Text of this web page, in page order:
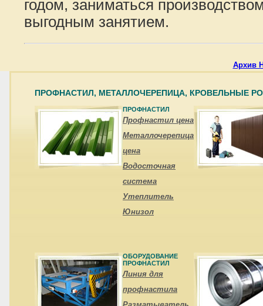
годом, заниматься
выгодным занятием.
Архив
ПРОФНАСТИЛ, МЕТАЛЛОЧЕРЕПИЦА, КРОВЕЛЬНЫЕ
ПРОФНАСТИЛ
Профнастил цена
Металлочерепица
цена
Водосточная
система
Утеплитель
Юнизол
ОБОРУДОВАНИЕ
ПРОФНАСТИЛ
Линия для
профнастила